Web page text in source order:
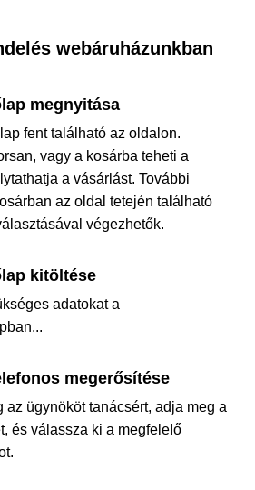
webáruházunkban
fent található az oldalon.
vagy a kosárba teheti a
a vásárlást. További
az oldal tetején található
végezhetők.
adatokat a
az ügynököt tanácsért, adja meg a
és válassza ki a megfelelő